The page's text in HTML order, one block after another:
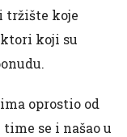
tržište koje
koji su
oprostio od
se i našao u